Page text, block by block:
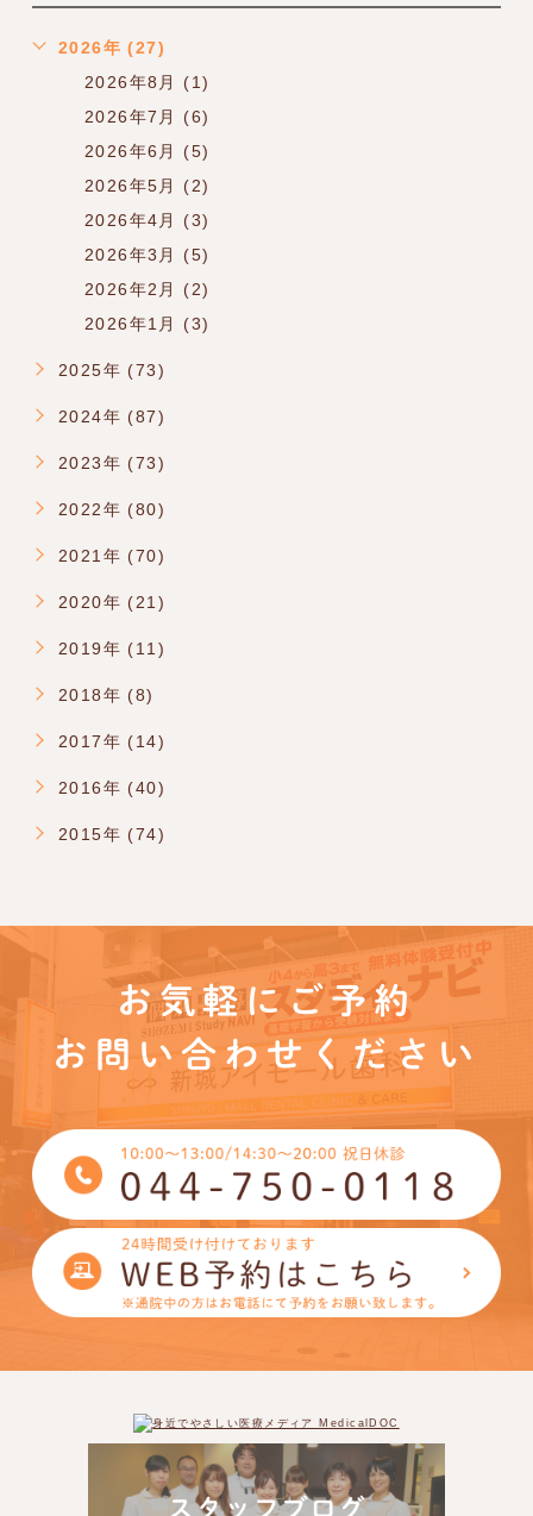
2026年 (27)
2026年8月 (1)
2026年7月 (6)
2026年6月 (5)
2026年5月 (2)
2026年4月 (3)
2026年3月 (5)
2026年2月 (2)
2026年1月 (3)
2025年 (73)
2024年 (87)
2023年 (73)
2022年 (80)
2021年 (70)
2020年 (21)
2019年 (11)
2018年 (8)
2017年 (14)
2016年 (40)
2015年 (74)
お気軽にご予約
お問い合わせください